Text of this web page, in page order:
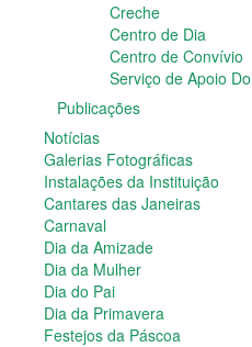
Cantares das Janeiras
Carnaval
Dia da Amizade
Dia da Mulher
Dia do Pai
Dia da Primavera
Festejos da Páscoa
Dia da Mãe
Dia Mundial da Criança
Marchas Populares
Dia dos Avós
Semana do Idoso
Dia das Bruxas
Dia de S.Martinho
Aniversários da Instituição
Creche
Centro de Dia
Centro de Convívio
Serviço de Apoio
Publicações
Notícias
Galerias Fotográficas
Instalações da Instituição
Cantares das Janeiras
Carnaval
Dia da Amizade
Dia da Mulher
Dia do Pai
Dia da Primavera
Festejos da Páscoa